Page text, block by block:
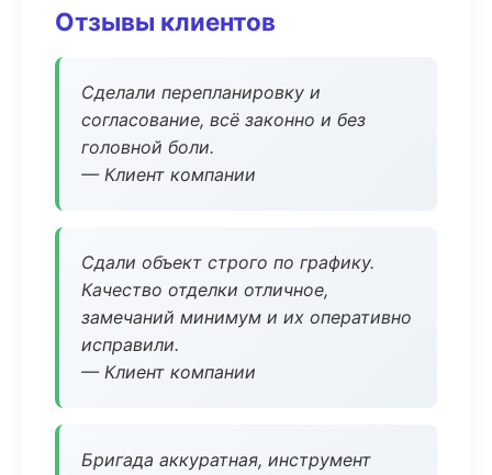
Отзывы клиентов
Сделали перепланировку и
согласование, всё законно и без
головной боли.
— Клиент компании
Сдали объект строго по графику.
Качество отделки отличное,
замечаний минимум и их оперативно
исправили.
— Клиент компании
Бригада аккуратная, инструмент